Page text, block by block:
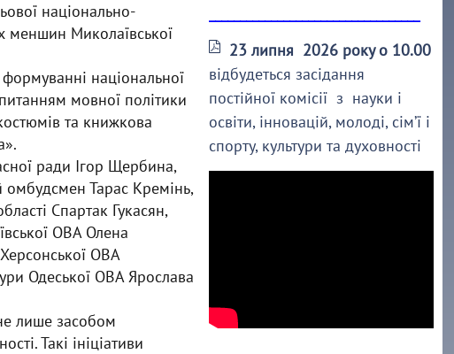
національно-
меншин Миколаївської
національної
мовної політики
та книжкова
ради Ігор Щербина,
омбудсмен Тарас Кремінь,
Спартак Гукасян,
ОВА Олена
ОВА
Одеської ОВА Ярослава
лише засобом
Такі ініціативи
23 липня 2026 року о 10.00
відбудеться засідання
постійної комісії з науки і
освіти, інновацій, молоді, сім’ї і
спорту, культури та духовності